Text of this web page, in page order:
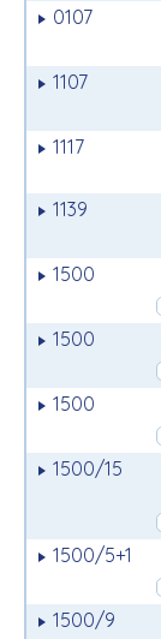
0107
1107
1117
1139
1500
1500
1500
1500/15
1500/5+1
1500/9